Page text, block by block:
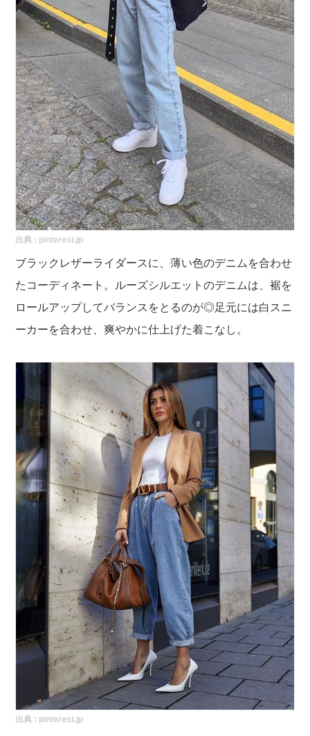
出典 : pinterest.jp
ブラックレザーライダースに、薄い色のデニムを合わせ
たコーディネート。ルーズシルエットのデニムは、裾を
ロールアップしてバランスをとるのが◎足元には白スニ
ーカーを合わせ、爽やかに仕上げた着こなし。
出典 : pinterest.jp